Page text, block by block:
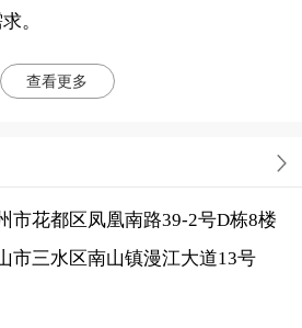
。
查看更多
市花都区凤凰南路39-2号D栋8楼
市三水区南山镇漫江大道13号